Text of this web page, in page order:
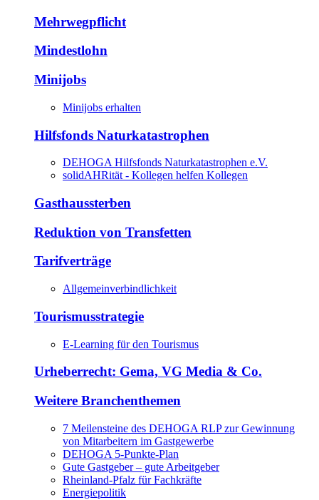
Mehrwegpflicht
Mindestlohn
Minijobs
Minijobs erhalten
Hilfsfonds Naturkatastrophen
DEHOGA Hilfsfonds Naturkatastrophen e.V.
solidAHRität - Kollegen helfen Kollegen
Gasthaussterben
Reduktion von Transfetten
Tarifverträge
Allgemeinverbindlichkeit
Tourismusstrategie
E-Learning für den Tourismus
Urheberrecht: Gema, VG Media & Co.
Weitere Branchenthemen
7 Meilensteine des DEHOGA RLP zur Gewinnung
von Mitarbeitern im Gastgewerbe
DEHOGA 5-Punkte-Plan
Gute Gastgeber – gute Arbeitgeber
Rheinland-Pfalz für Fachkräfte
Energiepolitik